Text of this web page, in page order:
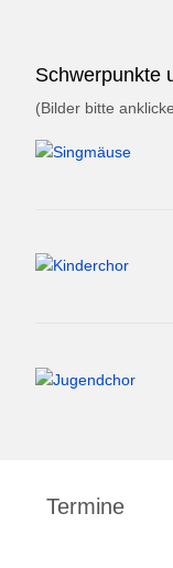
Schwerpunkte
(Bilder bitte
Termine